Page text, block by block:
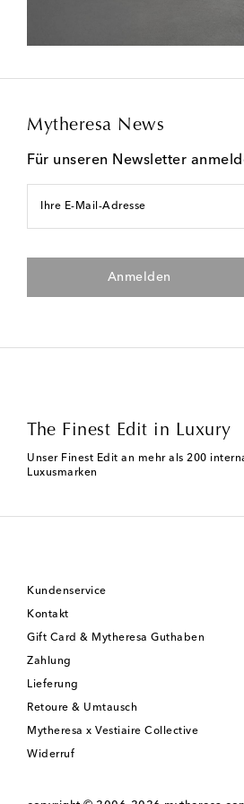
Mytheresa News
Für unseren Newsletter
Ihre E-Mail-Adresse
Anmelden
The Finest Edit in Luxury
Unser Finest Edit an mehr als 200
Luxusmarken
Kundenservice
Kontakt
Gift Card & Mytheresa Guthaben
Zahlung
Lieferung
Retoure & Umtausch
Mytheresa x Vestiaire Collective
Widerruf